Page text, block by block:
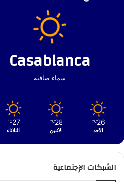
Casablanca
سماء صافية
26
℃
الأحد
28
℃
الأثنين
27
℃
الثلاثاء
الشبكات الإجتماعية